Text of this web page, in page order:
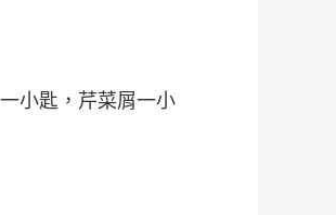
小匙，芹菜屑一小